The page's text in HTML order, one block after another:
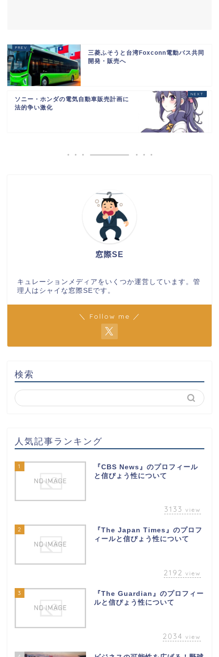
三菱ふそうと台湾Foxconn電動バス共同
開発・販売へ
ソニー・ホンダの電気自動車販売計画に
法的争い激化
窓際SE
キュレーションメディアをいくつか運営しています。管
理人はシャイな窓際SEです。
＼ Follow me ／
検索
人気記事ランキング
1
『CBS News』のプロフィール
と信ぴょう性について
3133 view
2
『The Japan Times』のプロフ
ィールと信ぴょう性について
2192 view
3
『The Guardian』のプロフィー
ルと信ぴょう性について
2034 view